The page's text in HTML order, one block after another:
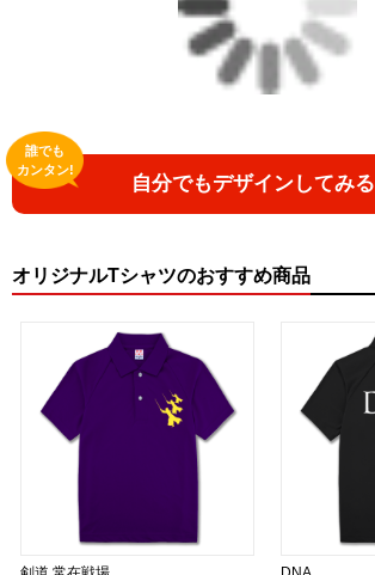
自分でもデザインしてみる
誰でも
カンタン!
オリジナルTシャツのおすすめ商品